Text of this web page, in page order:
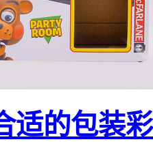
适的包装